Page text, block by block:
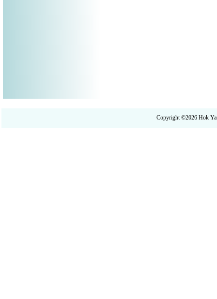
Copyright ©2026 Hok